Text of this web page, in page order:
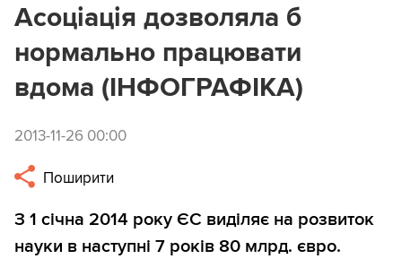
Асоціація дозволяла б
нормально працювати
вдома (ІНФОГРАФІКА)
2013-11-26 00:00
Поширити
З 1 січна 2014 року ЄС виділяє на розвиток
науки в наступні 7 років 80 млрд. євро.